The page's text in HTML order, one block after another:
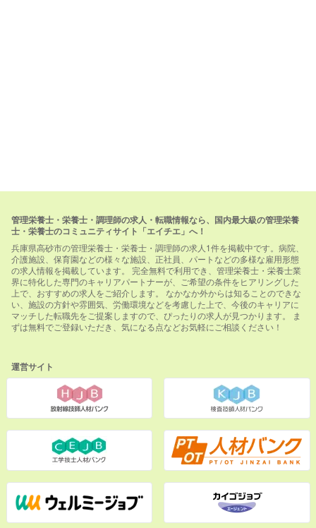
管理栄養士・栄養士・調理師の求人・転職情報なら、国内最大級の管理栄養
士・栄養士のコミュニティサイト「エイチエ」へ！
兵庫県高砂市の管理栄養士・栄養士・調理師の求人1件を掲載中です。病院、
介護施設、保育園などの様々な施設、正社員、パートなどの多様な雇用形態
の求人情報を掲載しています。 完全無料で利用でき、管理栄養士・栄養士業
界に特化した専門のキャリアパートナーが、ご希望の条件をヒアリングした
上で、おすすめの求人をご紹介します。 なかなか外からは知ることのできな
い、施設の方針や雰囲気、労働環境などを考慮した上で、今後のキャリアに
マッチした転職先をご提案しますので、ぴったりの求人が見つかります。 ま
ずは無料でご登録いただき、気になる点などお気軽にご相談ください！
運営サイト